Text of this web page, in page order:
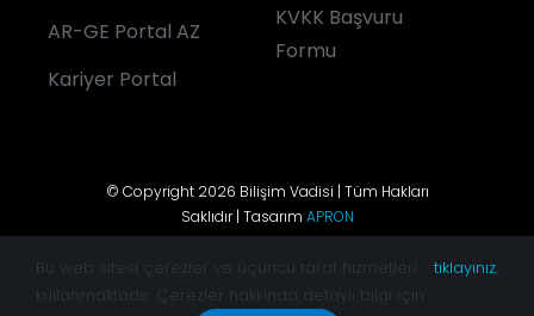
AR-GE Portal AZ
Kariyer Portal
KVKK Başvuru
Formu
© Copyright 2026 Bilişim Vadisi | Tüm Hakları
Saklıdır | Tasarım APRON
Bu web sitesi çerezler ve üçüncü taraf hizmetleri
kullanmaktadır. Çerezler hakkında detaylı bilgi için
tıklayınız.